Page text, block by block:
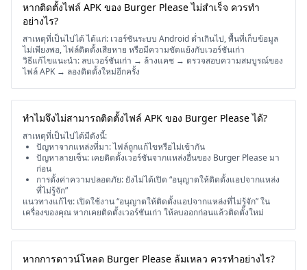
หากติดตั้งไฟล์ APK ของ Burger Please ไม่สำเร็จ ควรทำ
อย่างไร?
สาเหตุที่เป็นไปได้ ได้แก่: เวอร์ชันระบบ Android ต่ำเกินไป, พื้นที่เก็บข้อมูล
ไม่เพียงพอ, ไฟล์ติดตั้งเสียหาย หรือมีความขัดแย้งกับเวอร์ชันเก่า
วิธีแก้ไขแนะนำ: ลบเวอร์ชันเก่า → ล้างแคช → ตรวจสอบความสมบูรณ์ของ
ไฟล์ APK → ลองติดตั้งใหม่อีกครั้ง
ทำไมจึงไม่สามารถติดตั้งไฟล์ APK ของ Burger Please ได้?
สาเหตุที่เป็นไปได้มีดังนี้:
ปัญหาจากแหล่งที่มา: ไฟล์ถูกแก้ไขหรือไม่เข้ากัน
ปัญหาลายเซ็น: เคยติดตั้งเวอร์ชันจากแหล่งอื่นของ Burger Please มา
ก่อน
การตั้งค่าความปลอดภัย: ยังไม่ได้เปิด “อนุญาตให้ติดตั้งแอปจากแหล่ง
ที่ไม่รู้จัก”
แนวทางแก้ไข: เปิดใช้งาน “อนุญาตให้ติดตั้งแอปจากแหล่งที่ไม่รู้จัก” ใน
เครื่องของคุณ หากเคยติดตั้งเวอร์ชันเก่า ให้ลบออกก่อนแล้วติดตั้งใหม่
หากการดาวน์โหลด Burger Please ล้มเหลว ควรทำอย่างไร?